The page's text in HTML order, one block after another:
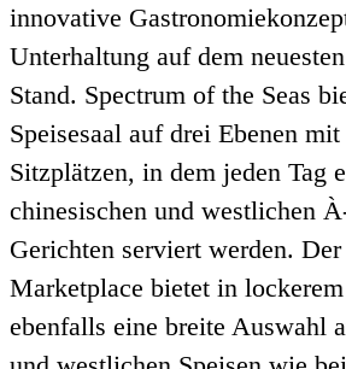
innovative
Unterhaltung auf dem
Stand. Spectrum of the Seas
Speisesaal auf drei Ebenen
Sitzplätzen, in dem jeden Tag
chinesischen und westlichen
Gerichten serviert werden.
Marketplace bietet in
ebenfalls eine breite Auswahl